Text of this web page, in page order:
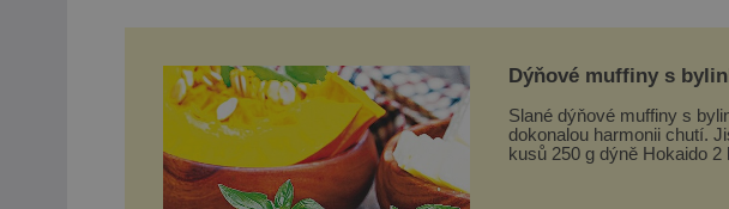
Dýňové muffiny s
Slané dýňové muffiny s
dokonalou harmonii chutí. Jistě si je
kusů 250 g dýně Hokaido